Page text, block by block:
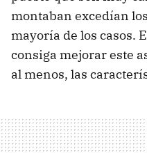
montaban excedían
mayoría de los casos.
consiga mejorar este
al menos, las